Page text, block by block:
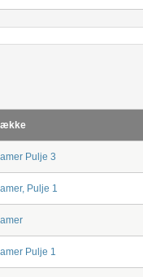
Pulje 3
Pulje 1
Pulje 1